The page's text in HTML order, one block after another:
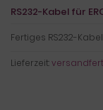
RS232-Kabel für
Fertiges RS232-
Lieferzeit: